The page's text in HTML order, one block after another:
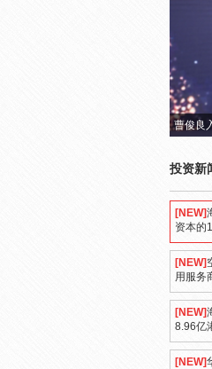
曹俊良
投资新
[NEW]
资本的
[NEW]
用服务
[NEW]
8.96亿
[NEW]